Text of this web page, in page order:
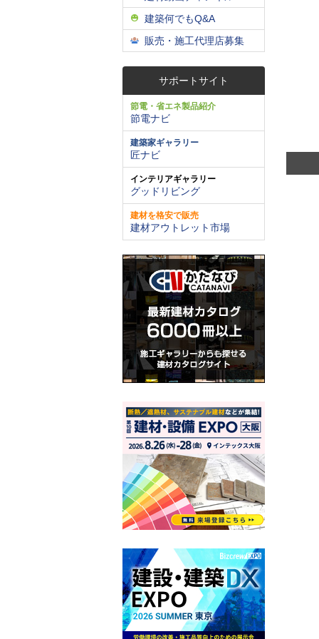
建築何でもQ&A
販売・施工代理店募集
サポートサイト
節電・省エネ製品紹介
節電ナビ
建築家ギャラリー
匠ナビ
インテリアギャラリー
グッドリビング
建材を格安で販売
建材アウトレット市場